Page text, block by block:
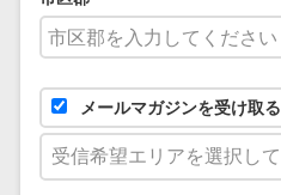
メールマガジンを受け取る
受信希望エリアを選択し